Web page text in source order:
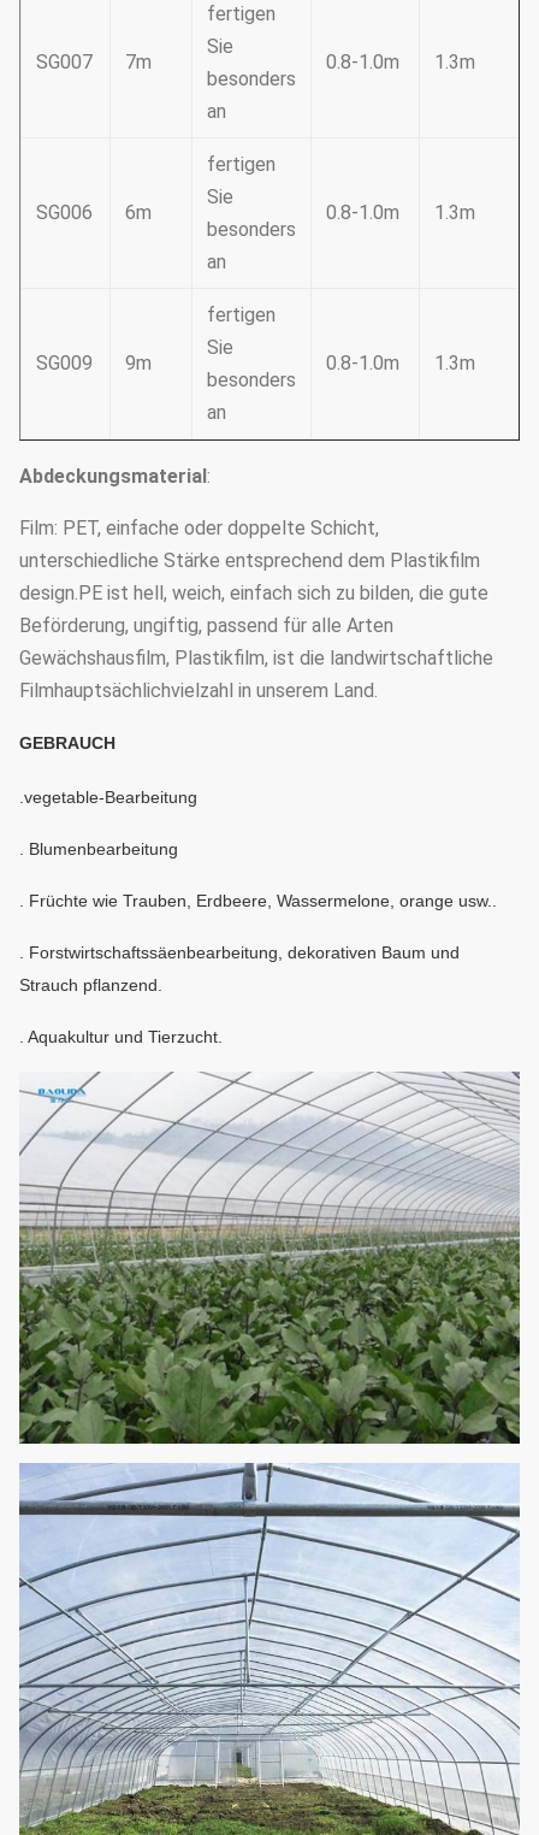
SG007 7m
fertigen
Sie
besonders
an
0.8-1.0m 1.3m
SG006 6m
fertigen
Sie
besonders
an
0.8-1.0m 1.3m
SG009 9m
fertigen
Sie
besonders
an
0.8-1.0m 1.3m
Abdeckungsmaterial:
Film: PET, einfache oder doppelte Schicht,
unterschiedliche Stärke entsprechend dem Plastikfilm
design.PE ist hell, weich, einfach sich zu bilden, die gute
Beförderung, ungiftig, passend für alle Arten
Gewächshausfilm, Plastikfilm, ist die landwirtschaftliche
Filmhauptsächlichvielzahl in unserem Land.
GEBRAUCH
.vegetable-Bearbeitung
. Blumenbearbeitung
. Früchte wie Trauben, Erdbeere, Wassermelone, orange usw..
. Forstwirtschaftssäenbearbeitung, dekorativen Baum und
Strauch pflanzend.
. Aquakultur und Tierzucht.